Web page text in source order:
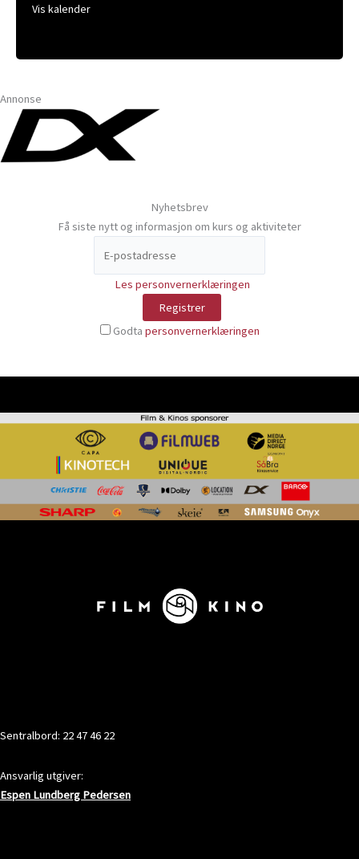
Vis kalender
Annonse
Nyhetsbrev
Få siste nytt og informasjon om kurs og aktiviteter
Les personvernerklæringen
Godta personvernerklæringen
Sentralbord: 22 47 46 22
Ansvarlig utgiver:
Espen Lundberg Pedersen